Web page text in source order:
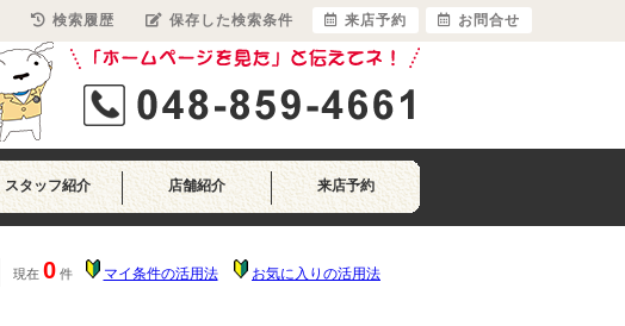
スタッフ紹介 店舗紹介 来店予約
現在 0 件 マイ条件の活用法 お気に入りの活用法
検索履歴 保存した検索条件 来店予約 お問合せ